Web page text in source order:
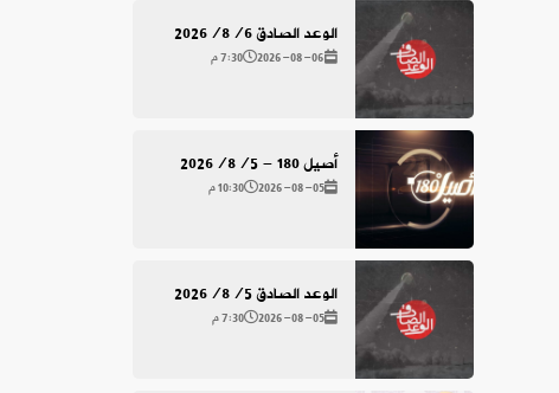
الوعد الصادق 2026/8/6
2026-08-06 7:30 م
أصيل 180 - 2026/8/5
2026-08-05 10:30 م
الوعد الصادق 2026/8/5
2026-08-05 7:30 م